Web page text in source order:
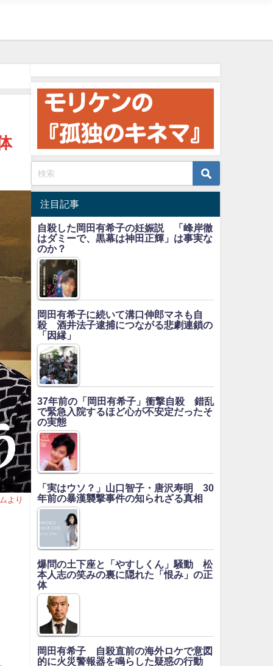
より
注目記事
自殺した岡田有希子の妊娠説 「峰岸徹
はダミーで、黒幕は神田正輝」は事実な
のか？
岡田有希子に続いて溝口伸郎マネも自
殺 酒井法子逮捕につながる悲劇連鎖の
「因縁」
37年前の「岡田有希子」衝撃自殺 錯乱
で緊急入院するほど心が不安定だったそ
の実態
「実はウソ？」山口智子・唐沢寿明 30
年前の暴漢襲撃事件の知られざる真相
爆問の土下座と「やすしくん」騒動 松
本人志の笑みの裏に隠れた「恨み」の正
体
岡田有希子 自殺直前の海外ロケで意図
的に火災警報器を鳴らした疑惑の行動